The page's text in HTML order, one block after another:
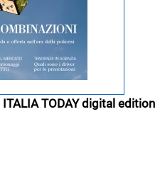
ITALIA TODAY digital edition